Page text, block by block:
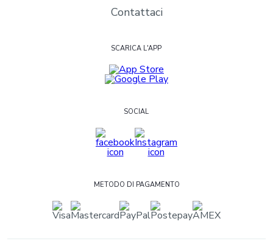
Contattaci
SCARICA L'APP
SOCIAL
METODO DI PAGAMENTO